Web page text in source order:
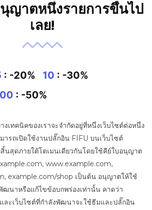
ญาตหนึ่งรายการขึ้นไป
เลย!
: -20% 10 : -30%
: -50%
เทคนิคของเราจะจำกัดอยู่ที่หนึ่งเว็บไซต์ต่อหนึ่ง
รถเปิดใช้งานปลั๊กอิน FIFU บนเว็บไซต์
นสุดภายใต้โดเมนเดียวกันโดยใช้คีย์ใบอนุญาต
www.example.com,
example.com/shop เป็นต้น อนุญาตให้ใช้
ฒนาหรือแก้ไขข้อบกพร่องเท่านั้น คาดว่า
ละเว็บไซต์ที่กำลังพัฒนาจะใช้ธีมและปลั๊กอิน